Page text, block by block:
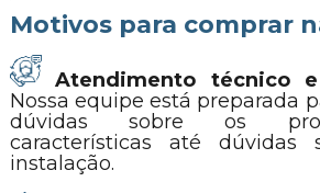
Motivos para comprar
Atendimento técnico e
Nossa equipe está preparada
dúvidas sobre os
características até
instalação.